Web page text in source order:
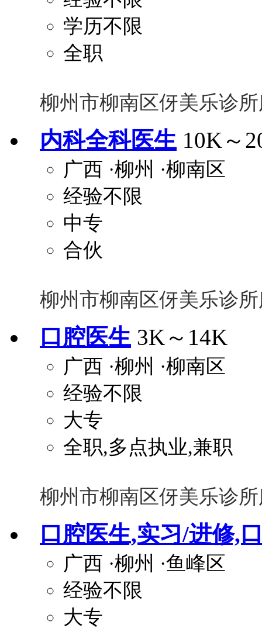
学历不限
全职
柳州市柳南区伢美乐诊
内科全科医生 10K～
广西 ·柳州 ·柳南区
经验不限
中专
合伙
柳州市柳南区伢美乐诊
口腔医生 3K～14K
广西 ·柳州 ·柳南区
经验不限
大专
全职,多点执业,兼职
柳州市柳南区伢美乐诊
口腔医生,实习/进修,
广西 ·柳州 ·鱼峰区
经验不限
大专